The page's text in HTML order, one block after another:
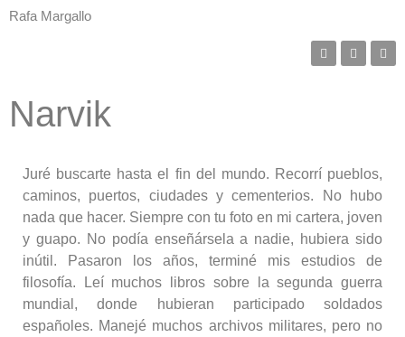
Rafa Margallo
Narvik
Juré buscarte hasta el fin del mundo. Recorrí pueblos,
caminos, puertos, ciudades y cementerios. No hubo
nada que hacer. Siempre con tu foto en mi cartera, joven
y guapo. No podía enseñársela a nadie, hubiera sido
inútil. Pasaron los años, terminé mis estudios de
filosofía. Leí muchos libros sobre la segunda guerra
mundial, donde hubieran participado soldados
españoles. Manejé muchos archivos militares, pero no